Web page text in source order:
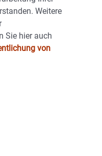
Weitere
Sie hier auch
von